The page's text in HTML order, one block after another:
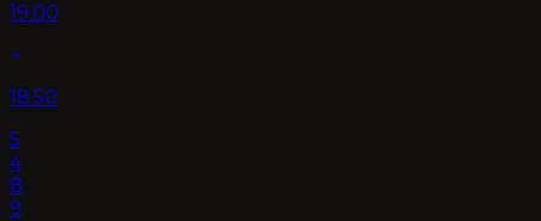
19.00
18.50
5
4
8
9